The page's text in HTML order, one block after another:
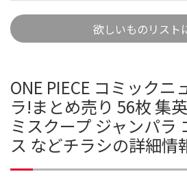
欲しいものリスト
ONE PIECE コミックニ
ラ!まとめ売り 56枚 集
ミスクープ ジャンパラ
ス などチラシの詳細情